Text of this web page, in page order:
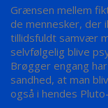
Grænsen mellem
de mennesker, der
tillidsfuldt samvær
selvfølgelig blive
Brøgger engang
sandhed, at man
også i hendes